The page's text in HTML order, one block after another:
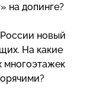
на допинге?
новый
На какие
многоэтажек